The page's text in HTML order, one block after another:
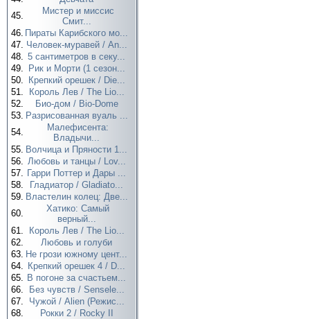
45.
Мистер и миссис
Смит...
46. Пираты Карибского мо...
47. Человек-муравей / An...
48. 5 сантиметров в секу...
49.
Рик и Морти (1 сезон...
50.
Крепкий орешек / Die...
51.
Король Лев / The Lio...
52.
Био-дом / Bio-Dome
53. Разрисованная вуаль ...
54.
Малефисента:
Владычи...
55. Волчица и Пряности 1...
56. Любовь и танцы / Lov...
57. Гарри Поттер и Дары ...
58.
Гладиатор / Gladiato...
59. Властелин колец: Две...
60.
Хатико: Самый
верный...
61.
Король Лев / The Lio...
62.
Любовь и голуби
63. Не грози южному цент...
64. Крепкий орешек 4 / D...
65. В погоне за счастьем...
66.
Без чувств / Sensele...
67.
Чужой / Alien (Режис...
68.
Рокки 2 / Rocky II